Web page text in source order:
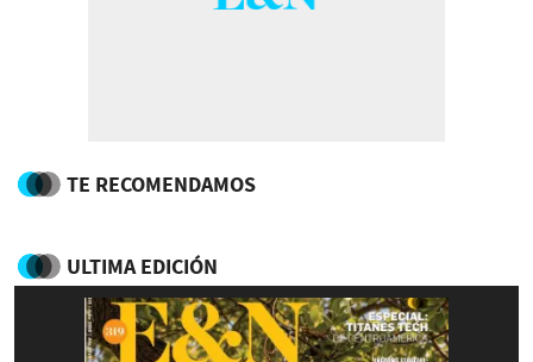
TE RECOMENDAMOS
ULTIMA EDICIÓN